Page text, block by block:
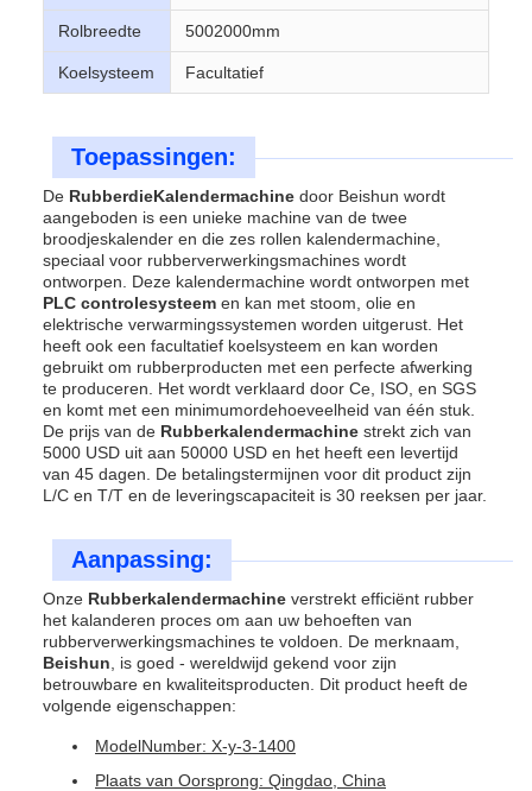
Rolbreedte 5002000mm
Koelsysteem Facultatief
Toepassingen:
De RubberdieKalendermachine door Beishun wordt
aangeboden is een unieke machine van de twee
broodjeskalender en die zes rollen kalendermachine,
speciaal voor rubberverwerkingsmachines wordt
ontworpen. Deze kalendermachine wordt ontworpen met
PLC controlesysteem en kan met stoom, olie en
elektrische verwarmingssystemen worden uitgerust. Het
heeft ook een facultatief koelsysteem en kan worden
gebruikt om rubberproducten met een perfecte afwerking
te produceren. Het wordt verklaard door Ce, ISO, en SGS
en komt met een minimumordehoeveelheid van één stuk.
De prijs van de Rubberkalendermachine strekt zich van
5000 USD uit aan 50000 USD en het heeft een levertijd
van 45 dagen. De betalingstermijnen voor dit product zijn
L/C en T/T en de leveringscapaciteit is 30 reeksen per jaar.
Aanpassing:
Onze Rubberkalendermachine verstrekt efficiënt rubber
het kalanderen proces om aan uw behoeften van
rubberverwerkingsmachines te voldoen. De merknaam,
Beishun , is goed - wereldwijd gekend voor zijn
betrouwbare en kwaliteitsproducten. Dit product heeft de
volgende eigenschappen:
ModelNumber: X-y-3-1400
Plaats van Oorsprong: Qingdao, China